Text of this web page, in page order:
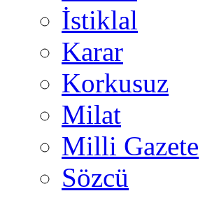
İstiklal
Karar
Korkusuz
Milat
Milli Gazete
Sözcü